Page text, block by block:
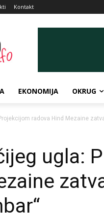
Kontakt
EKONOMIJA OKRUG
radova Hind Mezaine
ugla: